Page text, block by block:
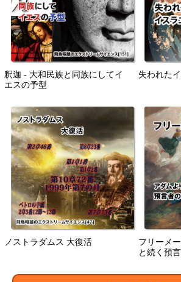
釈迦 - 大和民族と同族にしてイ
エスの予型
失われた
ノストラダムス 大復活
フリーメ
と続く預